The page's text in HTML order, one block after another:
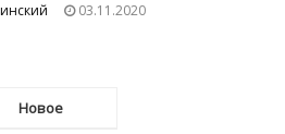
03.11.2020
Новое